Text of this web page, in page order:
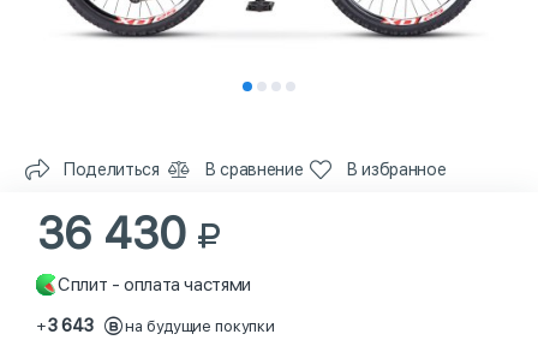
Поделиться В сравнение В избранное
36 430
Сплит - оплата частями
+3 643 на будущие покупки